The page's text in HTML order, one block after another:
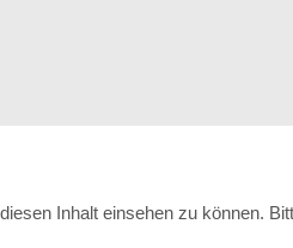
Inhalt einsehen zu können.